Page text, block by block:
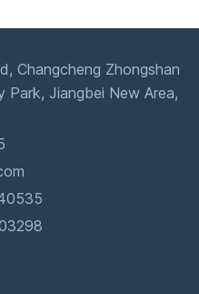
Changcheng Zhongshan
Park, Jiangbei New Area,